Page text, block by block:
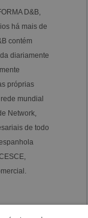
D&B,
há mais de
contém
diariamente
próprias
mundial
Network,
de todo